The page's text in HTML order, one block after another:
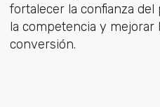
fortalecer la confianza
la competencia y mejorar
conversión.